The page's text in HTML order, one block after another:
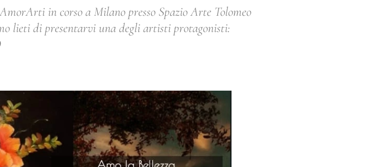
in corso a Milano presso Spazio Arte Tolomeo
lieti di presentarvi una degli artisti protagonisti: